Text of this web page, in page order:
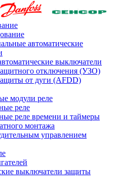
автоматические
выключатели
отключения (УЗО)
от дуги (AFDD)
модули реле
реле
реле времени и таймеры
монтажа
управлением
выключатели защиты